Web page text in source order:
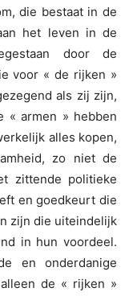
die bestaat in de
het leven in de
door de
voor « de rijken »
als zij zijn,
« armen » hebben
alles kopen,
zo niet de
zittende politieke
en goedkeurt die
zijn die uiteindelijk
in hun voordeel.
en onderdanige
de « rijken »